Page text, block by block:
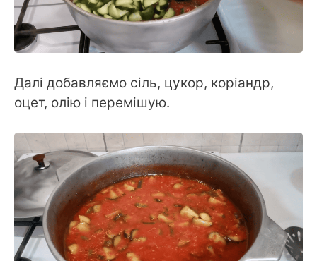
Далі добавляємо сіль, цукор, коріандр,
оцет, олію і перемішую.